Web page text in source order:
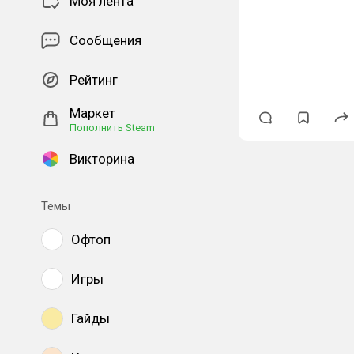
Сообщения
Рейтинг
Маркет
Пополнить Steam
Викторина
Темы
Офтоп
Игры
Гайды